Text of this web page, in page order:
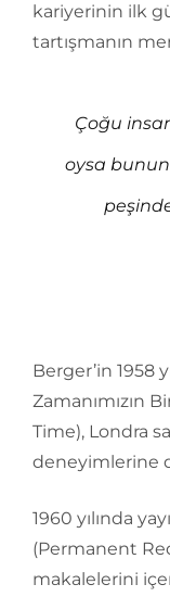
kariyerinin ilk
tartışmanın
Çoğu
oysa bunun
Berger’in 1958
Zamanımızın
Time), Londra
deneyimlerine
1960 yılında
(Permanent
makalelerini